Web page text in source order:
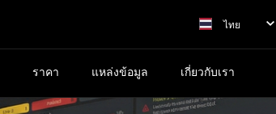
ไทย
ราคา แหล่งข้อมูล เกี่ยวกับเรา